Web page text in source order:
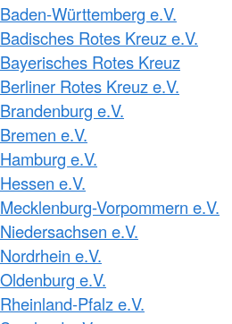
Baden-Württemberg e.V.
Badisches Rotes Kreuz e.V.
Bayerisches Rotes Kreuz
Berliner Rotes Kreuz e.V.
Brandenburg e.V.
Bremen e.V.
Hamburg e.V.
Hessen e.V.
Mecklenburg-Vorpommern e.V.
Niedersachsen e.V.
Nordrhein e.V.
Oldenburg e.V.
Rheinland-Pfalz e.V.